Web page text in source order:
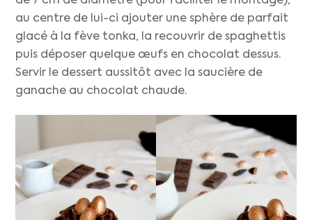
au centre de lui-ci ajouter une sphère de parfait
glacé à la fève tonka, la recouvrir de spaghettis
puis déposer quelque œufs en chocolat dessus.
Servir le dessert aussitôt avec la saucière de
ganache au chocolat chaude.